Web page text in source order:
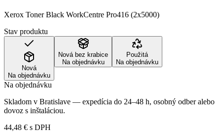
Xerox Toner Black WorkCentre Pro416 (2x5000)
Stav produktu
Nová
Na objednávku
Nová bez krabice
Na objednávku
Použitá
Na objednávku
Na objednávku
Skladom v Bratislave — expedícia do 24–48 h, osobný odber alebo
dovoz s inštaláciou.
44,48 € s DPH